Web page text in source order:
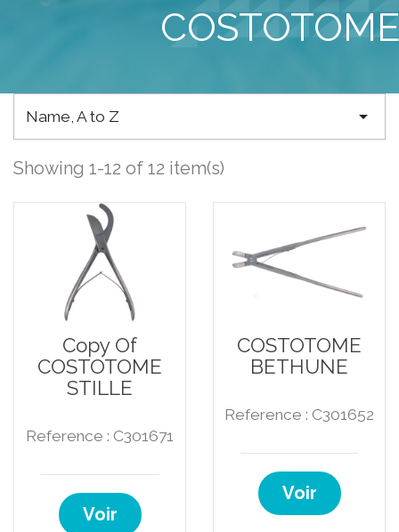
COSTOTOME
Name, A to Z 
Showing 1-12 of 12 item(s)
Copy Of
COSTOTOME
STILLE
Reference : C301671
Voir
COSTOTOME
BETHUNE
Reference : C301652
Voir